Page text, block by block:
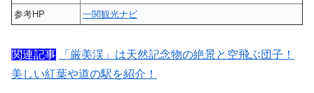
参考HP
一関観光ナビ
関連記事
「厳美渓」は天然記念物の絶景と空飛ぶ団子！
美しい紅葉や道の駅を紹介！